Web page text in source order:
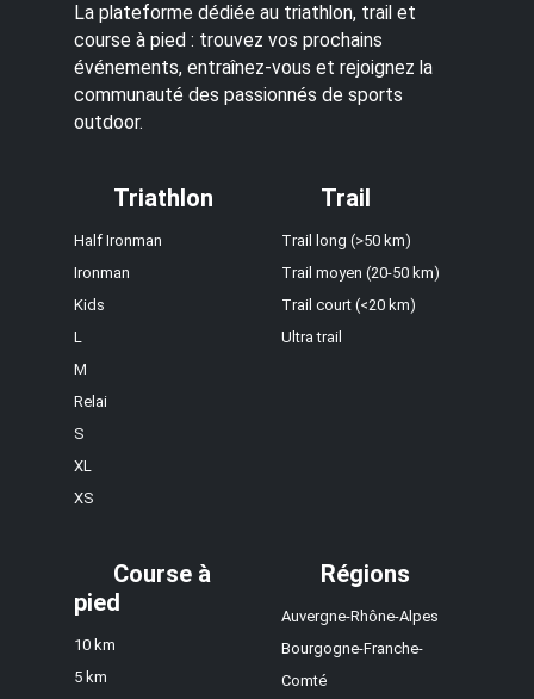
La plateforme dédiée au triathlon, trail et
course à pied : trouvez vos prochains
événements, entraînez-vous et rejoignez la
communauté des passionnés de sports
outdoor.
Triathlon
Half Ironman
Ironman
Kids
L
M
Relai
S
XL
XS
Trail
Trail long (>50 km)
Trail moyen (20-50 km)
Trail court (<20 km)
Ultra trail
Course à
pied
10 km
5 km
Régions
Auvergne-Rhône-Alpes
Bourgogne-Franche-
Comté